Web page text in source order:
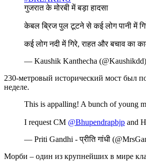
गुजरात के मोरबी में बड़ा हादसा
केबल ब्रिज पुल टूटने से कई लोग पानी में
कई लोग नदी में गिरे, राहत और बचाव का
— Kaushik Kanthecha (@Kaushikdd)
230-метровый исторический мост был
неделе.
This is appalling! A bunch of young
I request CM @Bhupendrapbjp and
— Priti Gandhi - प्रीति गांधी
Морби – один из крупнейших в мире